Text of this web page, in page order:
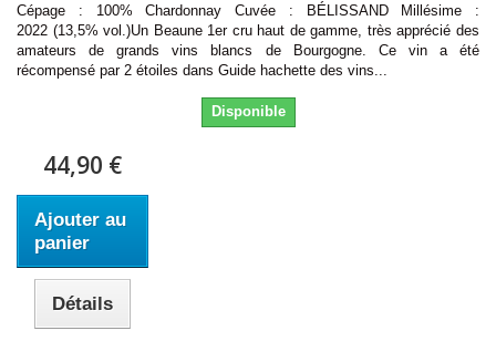
Cépage : 100% Chardonnay Cuvée : BÉLISSAND Millésime :
2022 (13,5% vol.)Un Beaune 1er cru haut de gamme, très apprécié des
amateurs de grands vins blancs de Bourgogne. Ce vin a été
récompensé par 2 étoiles dans Guide hachette des vins...
Disponible
44,90 €
Ajouter au
panier
Détails